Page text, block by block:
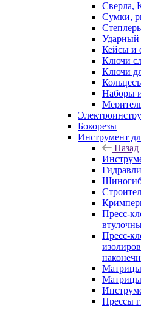
Сверла,
Сумки,
Ударный
Кейсы и
Ключи
Ключи
Наборы
Бокорезы
Инструмент
Назад
Пресс-
Пресс-
Матрицы
Матрицы
Прессы